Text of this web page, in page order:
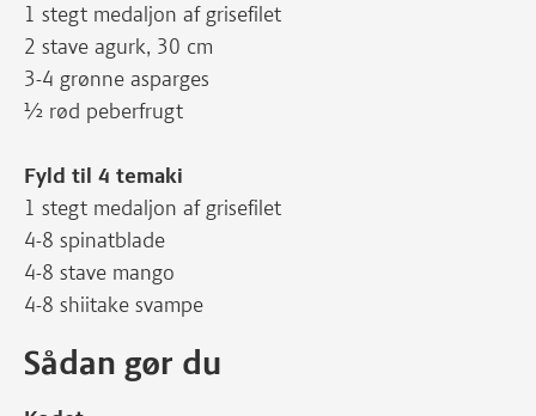
1 stegt medaljon af grisefilet
2 stave agurk, 30 cm
3-4 grønne asparges
½ rød peberfrugt
Fyld til 4 temaki
1 stegt medaljon af grisefilet
4-8 spinatblade
4-8 stave mango
4-8 shiitake svampe
Sådan gør du